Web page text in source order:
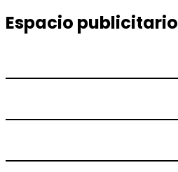
Espacio publicitario